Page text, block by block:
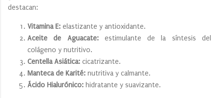
destacan:
Vitamina E: elastizante y antioxidante.
Aceite de Aguacate:estimulante de la síntesis del
colágeno y nutritivo.
Centella Asiática: cicatrizante.
Manteca de Karité: nutritiva y calmante.
Ácido Hialurónico: hidratante y suavizante.